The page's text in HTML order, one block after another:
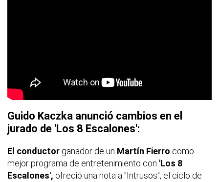
Guido Kaczka anunció cambios en el
jurado de 'Los 8 Escalones':
El conductor ganador de un Martín Fierro como
mejor programa de entretenimiento con 'Los 8
Escalones', ofreció una nota a "Intrusos", el ciclo de